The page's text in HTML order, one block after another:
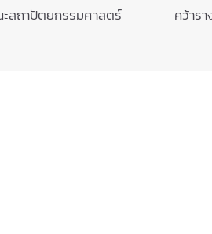
สถาปัตยกรรมศาสตร์
คว้าร